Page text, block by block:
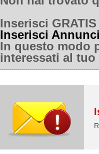
Inserisci
Inserisci
In questo modo
interessati al